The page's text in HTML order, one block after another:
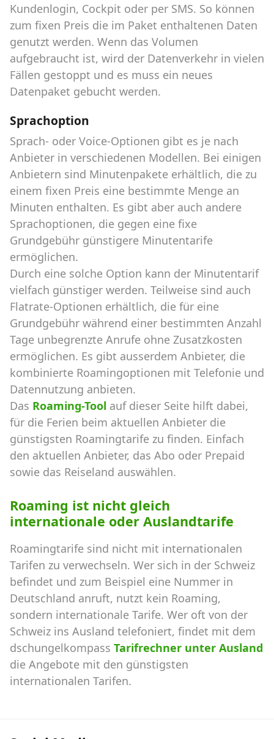
Kundenlogin, Cockpit oder per SMS. So können
zum fixen Preis die im Paket enthaltenen Daten
genutzt werden. Wenn das Volumen
aufgebraucht ist, wird der Datenverkehr in vielen
Fällen gestoppt und es muss ein neues
Datenpaket gebucht werden.
Sprachoption
Sprach- oder Voice-Optionen gibt es je nach
Anbieter in verschiedenen Modellen. Bei einigen
Anbietern sind Minutenpakete erhältlich, die zu
einem fixen Preis eine bestimmte Menge an
Minuten enthalten. Es gibt aber auch andere
Sprachoptionen, die gegen eine fixe
Grundgebühr günstigere Minutentarife
ermöglichen.
Durch eine solche Option kann der Minutentarif
vielfach günstiger werden. Teilweise sind auch
Flatrate-Optionen erhältlich, die für eine
Grundgebühr während einer bestimmten Anzahl
Tage unbegrenzte Anrufe ohne Zusatzkosten
ermöglichen. Es gibt ausserdem Anbieter, die
kombinierte Roamingoptionen mit Telefonie und
Datennutzung anbieten.
Das Roaming-Tool auf dieser Seite hilft dabei,
für die Ferien beim aktuellen Anbieter die
günstigsten Roamingtarife zu finden. Einfach
den aktuellen Anbieter, das Abo oder Prepaid
sowie das Reiseland auswählen.
Roaming ist nicht gleich
internationale oder Auslandtarife
Roamingtarife sind nicht mit internationalen
Tarifen zu verwechseln. Wer sich in der Schweiz
befindet und zum Beispiel eine Nummer in
Deutschland anruft, nutzt kein Roaming,
sondern internationale Tarife. Wer oft von der
Schweiz ins Ausland telefoniert, findet mit dem
dschungelkompass Tarifrechner unter Ausland
die Angebote mit den günstigsten
internationalen Tarifen.